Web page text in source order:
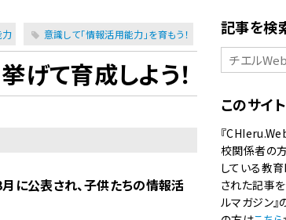
意識して「情報活用能力」を育もう！
げて育成しよう！
に公表され、子供たちの情報活
記事を検
このサイ
『
校関係者の
している教
された記事
ルマガジン』